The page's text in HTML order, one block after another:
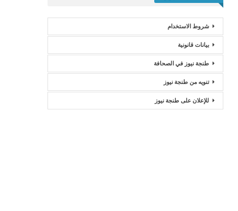
شروط الاستخدام
بيانات قانونية
طنجة نيوز في الصحافة
تنويه من طنجة نيوز
للإعلان على طنجة نيوز